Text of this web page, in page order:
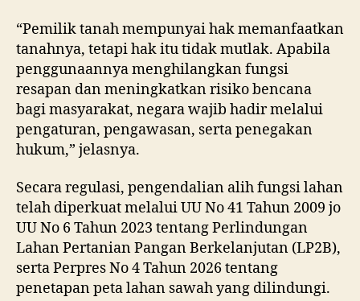
“Pemilik tanah mempunyai hak memanfaatkan
tanahnya, tetapi hak itu tidak mutlak. Apabila
penggunaannya menghilangkan fungsi
resapan dan meningkatkan risiko bencana
bagi masyarakat, negara wajib hadir melalui
pengaturan, pengawasan, serta penegakan
hukum,” jelasnya.
Secara regulasi, pengendalian alih fungsi lahan
telah diperkuat melalui UU No 41 Tahun 2009 jo
UU No 6 Tahun 2023 tentang Perlindungan
Lahan Pertanian Pangan Berkelanjutan (LP2B),
serta Perpres No 4 Tahun 2026 tentang
penetapan peta lahan sawah yang dilindungi.